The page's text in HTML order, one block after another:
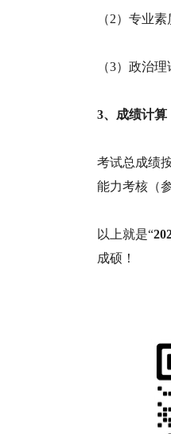
（2）专业
（3）政治
3、成绩计算
考试总成绩
能力考核（
以上就是“
成硕！